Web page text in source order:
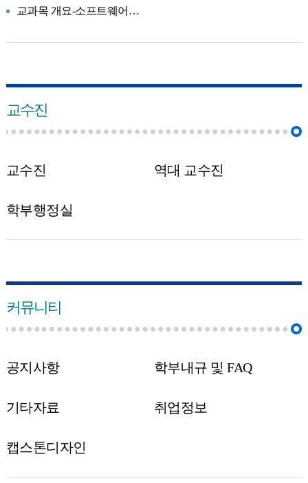
교과목 개요-소프트웨어전공
교수진
교수진 역대 교수진
학부행정실
커뮤니티
공지사항 학부내규 및 FAQ
기타자료 취업정보
캡스톤디자인